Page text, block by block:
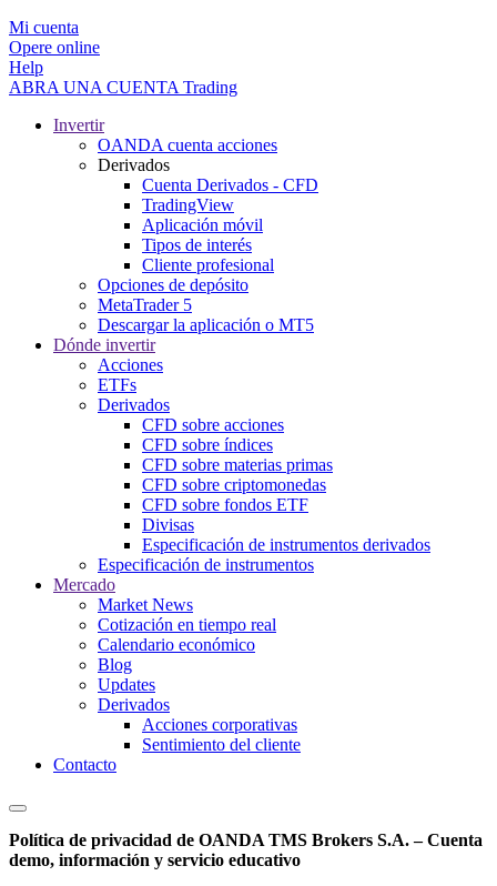
Mi cuenta
Opere online
Help
ABRA UNA CUENTA Trading
Invertir
OANDA cuenta acciones
Derivados
Cuenta Derivados - CFD
TradingView
Aplicación móvil
Tipos de interés
Cliente profesional
Opciones de depósito
MetaTrader 5
Descargar la aplicación o MT5
Dónde invertir
Acciones
ETFs
Derivados
CFD sobre acciones
CFD sobre índices
CFD sobre materias primas
CFD sobre criptomonedas
CFD sobre fondos ETF
Divisas
Especificación de instrumentos derivados
Especificación de instrumentos
Mercado
Market News
Cotización en tiempo real
Calendario económico
Blog
Updates
Derivados
Acciones corporativas
Sentimiento del cliente
Contacto
Política de privacidad de OANDA TMS Brokers S.A. – Cuenta
demo, información y servicio educativo